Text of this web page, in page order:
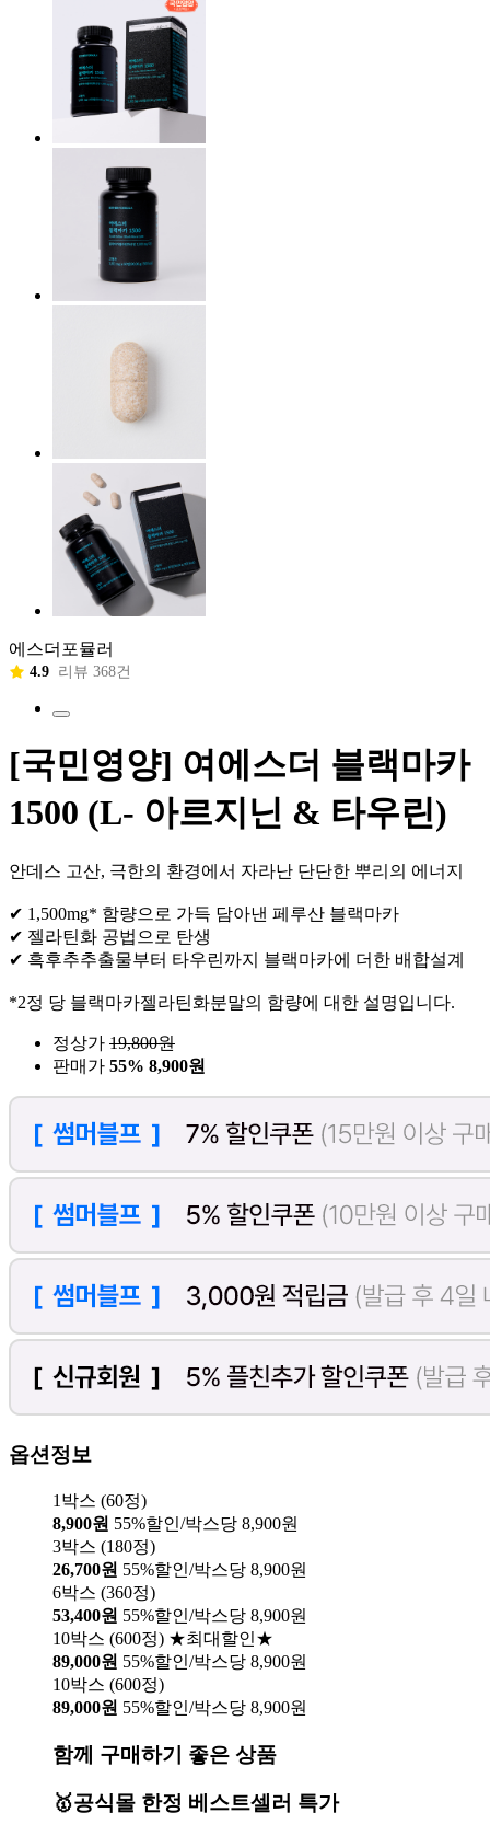
에스더포뮬러
4.9 리뷰 368건
[국민영양] 여에스더 블랙마카
1500 (L- 아르지닌 & 타우린)
안데스 고산, 극한의 환경에서 자라난 단단한 뿌리의 에너지
✔ 1,500mg* 함량으로 가득 담아낸 페루산 블랙마카
✔ 젤라틴화 공법으로 탄생
✔ 흑후추추출물부터 타우린까지 블랙마카에 더한 배합설계
*2정 당 블랙마카젤라틴화분말의 함량에 대한 설명입니다.
정상가 19,800원
판매가 55% 8,900원
옵션정보
1박스 (60정)
8,900원 55%할인/박스당 8,900원
3박스 (180정)
26,700원 55%할인/박스당 8,900원
6박스 (360정)
53,400원 55%할인/박스당 8,900원
10박스 (600정) ★최대할인★
89,000원 55%할인/박스당 8,900원
10박스 (600정)
89,000원 55%할인/박스당 8,900원
함께 구매하기 좋은 상품
🥇공식몰 한정 베스트셀러 특가